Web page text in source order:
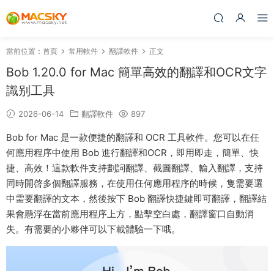
當前位置： 首頁 常用軟件 翻譯軟件 正文
Bob 1.20.0 for Mac 簡單高效的翻譯和OCR文字
識别工具
2026-06-14 翻譯軟件 897
Bob for Mac 是一款便捷的翻譯和 OCR 工具軟件。您可以在任
何應用程序中使用 Bob 進行翻譯和OCR，即用即走，簡單、快
捷、高效！這款軟件支持劃詞翻譯、截圖翻譯、輸入翻譯，支持
同時開啓多個翻譯服務，在使用任何應用程序的時候，隻需要選
中需要翻譯的文本，然後按下 Bob 翻譯快捷鍵即可翻譯，翻譯結
果會懸浮在當前應用程序上方，點擊空白處，翻譯窗口自動消
失。有需要的小夥伴可以下載體驗一下哦。